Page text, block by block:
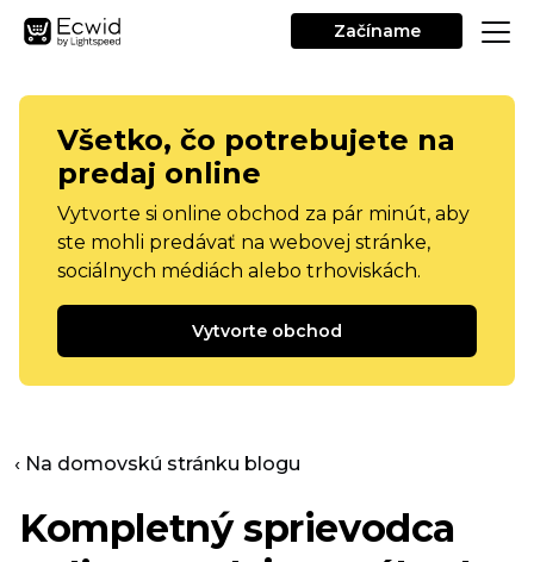
Začíname
Všetko, čo potrebujete na
predaj online
Vytvorte si online obchod za pár minút, aby
ste mohli predávať na webovej stránke,
sociálnych médiách alebo trhoviskách.
Vytvorte obchod
‹ Na domovskú stránku blogu
Kompletný sprievodca